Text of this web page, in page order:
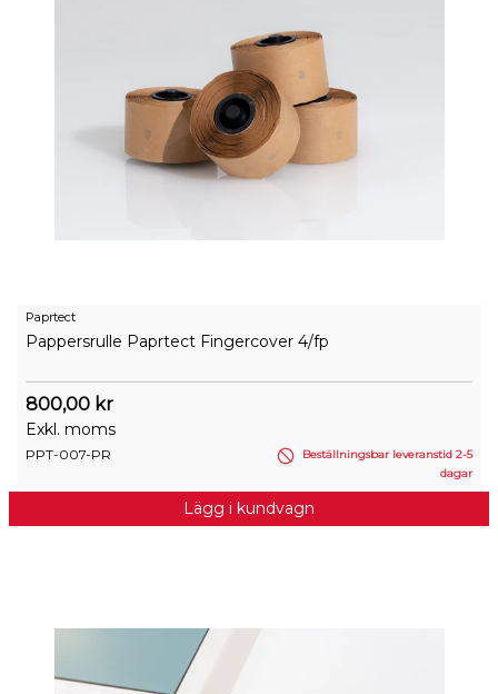
Paprtect
Pappersrulle Paprtect Fingercover 4/fp
800,00 kr
Exkl. moms
PPT-007-PR
Beställningsbar leveranstid 2-5
dagar
Lägg i kundvagn